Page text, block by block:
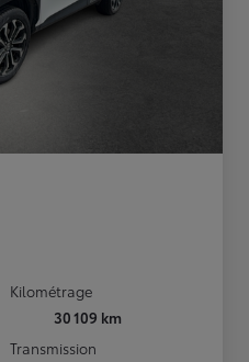
Kilométrage
30 109 km
Transmission